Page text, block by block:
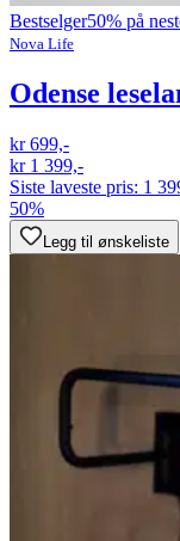
Bestselger50% på
Nova Life
Odense
kr 699,-
kr 1 399,-
Siste laveste pris: 1
50%
Legg til ønskeliste